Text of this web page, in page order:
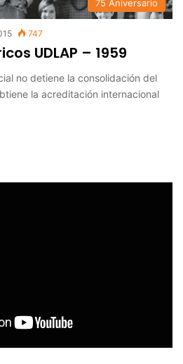
75 Aniversario
747
UDLAP – 1959
no detiene la consolidación del
la acreditación internacional